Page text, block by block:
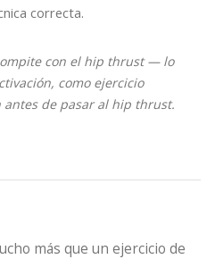
correcta.
con el hip thrust — lo
como ejercicio
antes de pasar al hip thrust.
más que un ejercicio de